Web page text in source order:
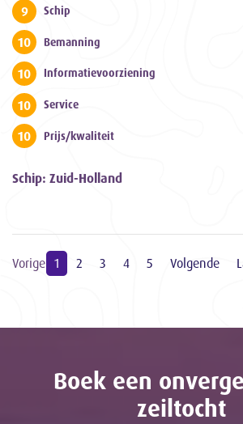
9 Schip
10 Bemanning
10 Informatievoorziening
10 Service
10 Prijs/kwaliteit
Schip: Zuid-Holland
Vorige 1 2 3 4 5 Volgende
Boek een
zeiltocht